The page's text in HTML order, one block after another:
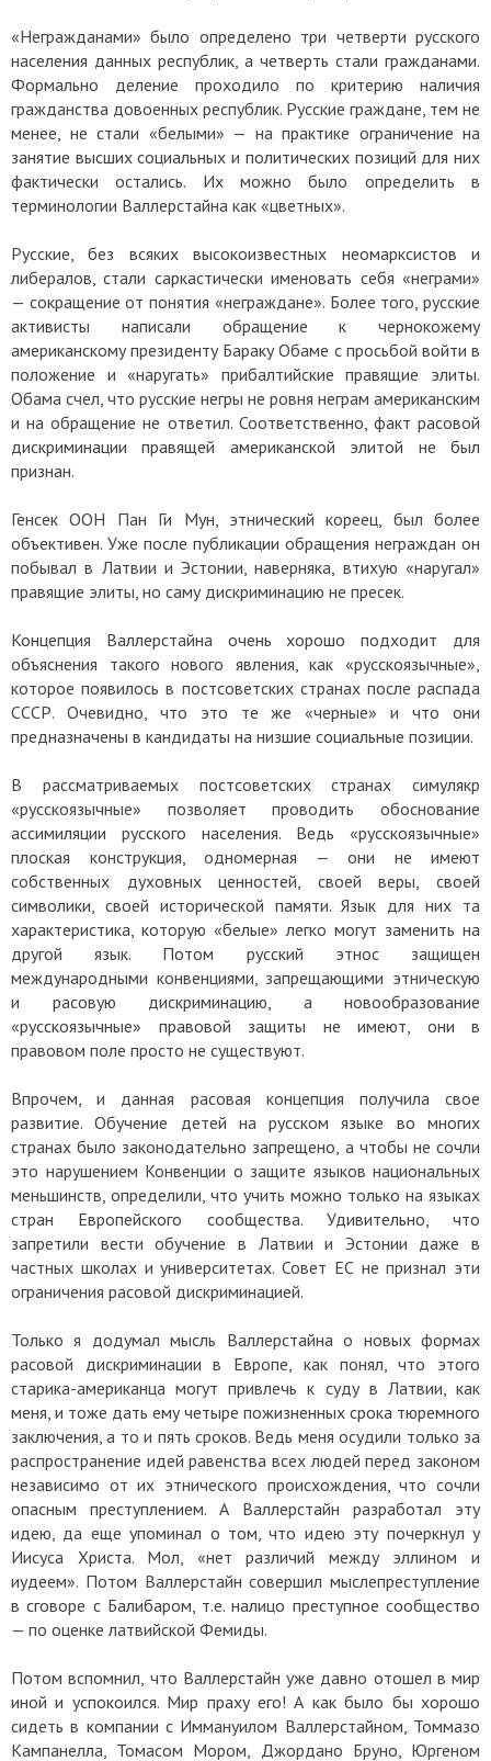
«Негражданами» было определено три четверти русского
населения данных республик, а четверть стали гражданами.
Формально деление проходило по критерию наличия
гражданства довоенных республик. Русские граждане, тем не
менее, не стали «белыми» — на практике ограничение на
занятие высших социальных и политических позиций для них
фактически остались. Их можно было определить в
терминологии Валлерстайна как «цветных».
Русские, без всяких высокоизвестных неомарксистов и
либералов, стали саркастически именовать себя «неграми»
— сокращение от понятия «неграждане». Более того, русские
активисты написали обращение к чернокожему
американскому президенту Бараку Обаме с просьбой войти в
положение и «наругать» прибалтийские правящие элиты.
Обама счел, что русские негры не ровня неграм американским
и на обращение не ответил. Соответственно, факт расовой
дискриминации правящей американской элитой не был
признан.
Генсек ООН Пан Ги Мун, этнический кореец, был более
объективен. Уже после публикации обращения неграждан он
побывал в Латвии и Эстонии, наверняка, втихую «наругал»
правящие элиты, но саму дискриминацию не пресек.
Концепция Валлерстайна очень хорошо подходит для
объяснения такого нового явления, как «русскоязычные»,
которое появилось в постсоветских странах после распада
СССР. Очевидно, что это те же «черные» и что они
предназначены в кандидаты на низшие социальные позиции.
В рассматриваемых постсоветских странах симулякр
«русскоязычные» позволяет проводить обоснование
ассимиляции русского населения. Ведь «русскоязычные»
плоская конструкция, одномерная — они не имеют
собственных духовных ценностей, своей веры, своей
символики, своей исторической памяти. Язык для них та
характеристика, которую «белые» легко могут заменить на
другой язык. Потом русский этнос защищен
международными конвенциями, запрещающими этническую
и расовую дискриминацию, а новообразование
«русскоязычные» правовой защиты не имеют, они в
правовом поле просто не существуют.
Впрочем, и данная расовая концепция получила свое
развитие. Обучение детей на русском языке во многих
странах было законодательно запрещено, а чтобы не сочли
это нарушением Конвенции о защите языков национальных
меньшинств, определили, что учить можно только на языках
стран Европейского сообщества. Удивительно, что
запретили вести обучение в Латвии и Эстонии даже в
частных школах и университетах. Совет ЕС не признал эти
ограничения расовой дискриминацией.
Только я додумал мысль Валлерстайна о новых формах
расовой дискриминации в Европе, как понял, что этого
старика-американца могут привлечь к суду в Латвии, как
меня, и тоже дать ему четыре пожизненных срока тюремного
заключения, а то и пять сроков. Ведь меня осудили только за
распространение идей равенства всех людей перед законом
независимо от их этнического происхождения, что сочли
опасным преступлением. А Валлерстайн разработал эту
идею, да еще упоминал о том, что идею эту почеркнул у
Иисуса Христа. Мол, «нет различий между эллином и
иудеем». Потом Валлерстайн совершил мыслепреступление
в сговоре с Балибаром, т.е. налицо преступное сообщество
— по оценке латвийской Фемиды.
Потом вспомнил, что Валлерстайн уже давно отошел в мир
иной и успокоился. Мир праху его! А как было бы хорошо
сидеть в компании с Иммануилом Валлерстайном, Томмазо
Кампанелла, Томасом Мором, Джордано Бруно, Юргеном